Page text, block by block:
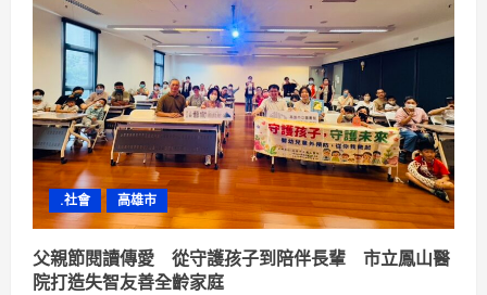
e
a
d
i
n
g
.社會 高雄市
父親節閱讀傳愛 從守護孩子到陪伴長輩 市立鳳山醫
院打造失智友善全齡家庭